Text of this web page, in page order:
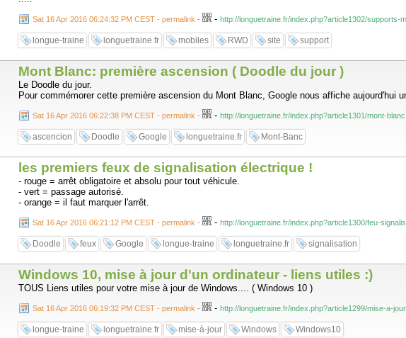
Sat 16 Apr 2016 06:24:32 PM CEST - permalink - - http://longuetraine.fr/index.php?article1302/supports-
longue-traine longuetraine.fr mobiles RWD site support
Mont Blanc: première ascension ( Doodle du jour )
Le Doodle du jour.
Pour commémorer cette première ascension du Mont Blanc, Google nous affiche aujourd'hui
Sat 16 Apr 2016 06:22:38 PM CEST - permalink - - http://longuetraine.fr/index.php?article1301/mont-blanc
ascencion Doodle Google longuetraine.fr Mont-Banc
les premiers feux de signalisation électrique !
- rouge = arrêt obligatoire et absolu pour tout véhicule.
- vert = passage autorisé.
- orange = il faut marquer l'arrêt.
Sat 16 Apr 2016 06:21:12 PM CEST - permalink - - http://longuetraine.fr/index.php?article1300/feu-
Doodle feux Google longue-traine longuetraine.fr signalisation
Windows 10, mise à jour d'un ordinateur - liens utiles :)
TOUS Liens utiles pour votre mise à jour de Windows.... ( Windows 10 )
Sat 16 Apr 2016 06:19:32 PM CEST - permalink - - http://longuetraine.fr/index.php?article1299/mise-a-
longue-traine longuetraine.fr mise-à-jour Windows Windows10